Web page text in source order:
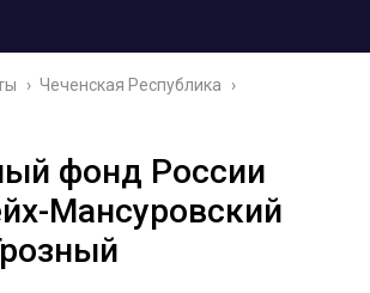
› Чеченская Республика ›
фонд России
Мансуровский